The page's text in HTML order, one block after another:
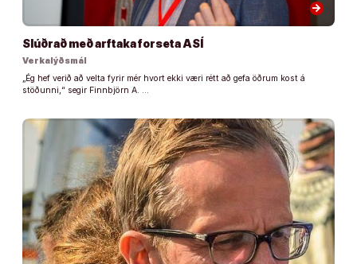
arrow_forward
Slúðrað með arftaka forseta ASÍ
Verkalýðsmál
„Ég hef verið að velta fyrir mér hvort ekki væri rétt að gefa öðrum kost á
stöðunni,“ segir Finnbjörn A. …